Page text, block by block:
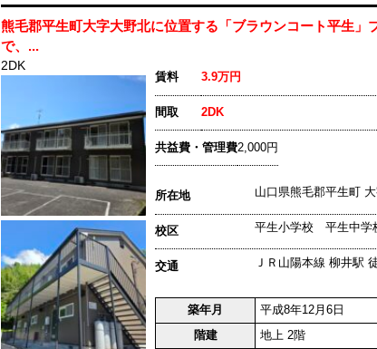
熊毛郡平生町大字大野北に位置する「ブラウンコート平生」
で、...
2DK
賃料 3.9万円
間取 2DK
共益費・管理費2,000円
所在地 山口県熊毛郡平生町
校区 平生小学校 平生中学
交通 ＪＲ山陽本線 柳井駅
築年月 平成8年12月6日
階建
地上 2階